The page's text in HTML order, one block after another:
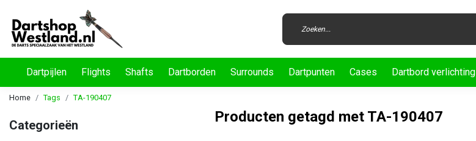
Dartpijlen Flights Shafts Dartborden Surrounds Dartpunten Cases Dartbord verlichting
Home Tags TA-190407
Categorieën Producten getagd met TA-190407